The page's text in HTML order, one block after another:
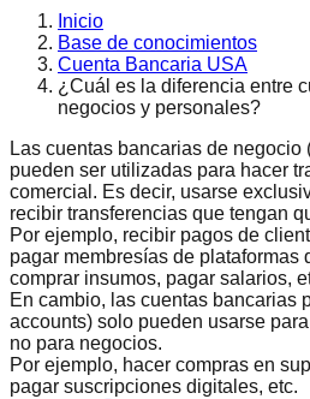
Inicio
Base de conocimientos
Cuenta Bancaria USA
¿Cuál es la diferencia entre
negocios y personales?
Las cuentas bancarias de
pueden ser utilizadas para hacer
comercial. Es decir, usarse
recibir transferencias que tengan
Por ejemplo, recibir pagos de
pagar membresías de plataformas
comprar insumos, pagar salarios,
En cambio, las cuentas bancarias
accounts) solo pueden usarse
no para negocios.
Por ejemplo, hacer compras en
pagar suscripciones digitales, etc.